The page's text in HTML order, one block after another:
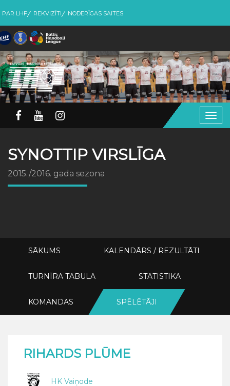
PAR LHF REKVIZĪTI NODERĪGAS SAITES
SYNOTTIP VIRSLĪGA
2015./2016. gada sezona
SĀKUMS KALENDĀRS / REZULTĀTI
TURNĪRA TABULA STATISTIKA
KOMANDAS SPĒLĒTĀJI
RIHARDS PLŪME
HK Vaiņode